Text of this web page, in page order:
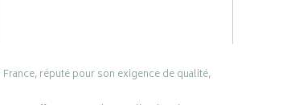
réputé pour son exigence de qualité,